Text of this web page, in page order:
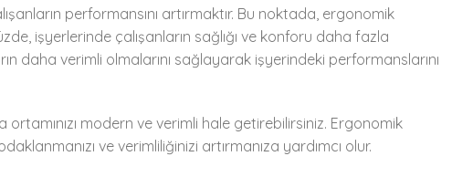
performansını artırmaktır. Bu noktada, ergonomik
işyerlerinde çalışanların sağlığı ve konforu daha fazla
daha verimli olmalarını sağlayarak işyerindeki performanslarını
modern ve verimli hale getirebilirsiniz. Ergonomik
ve verimliliğinizi artırmanıza yardımcı olur.